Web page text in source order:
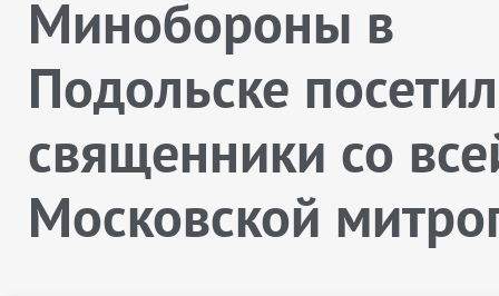
Минобороны в
Подольске
священники со
Московской